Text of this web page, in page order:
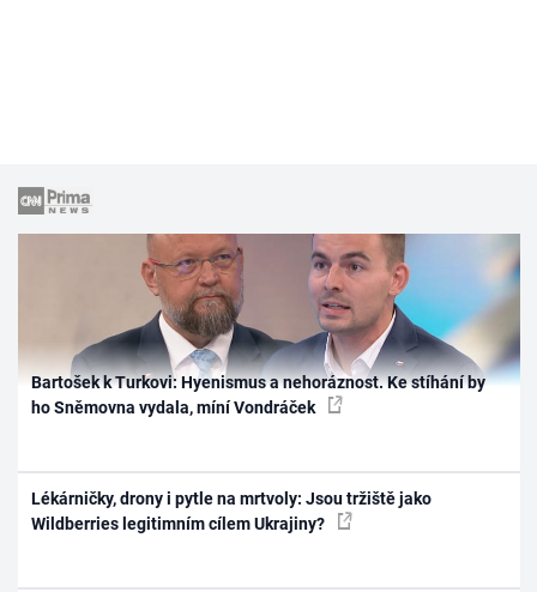
Bartošek k Turkovi: Hyenismus a nehoráznost. Ke stíhání by
ho Sněmovna vydala, míní Vondráček
Lékárničky, drony i pytle na mrtvoly: Jsou tržiště jako
Wildberries legitimním cílem Ukrajiny?